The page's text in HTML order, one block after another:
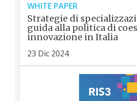
WHITE PAPER
Strategie di
guida alla politica di
innovazione in Italia
23 Dic 2024